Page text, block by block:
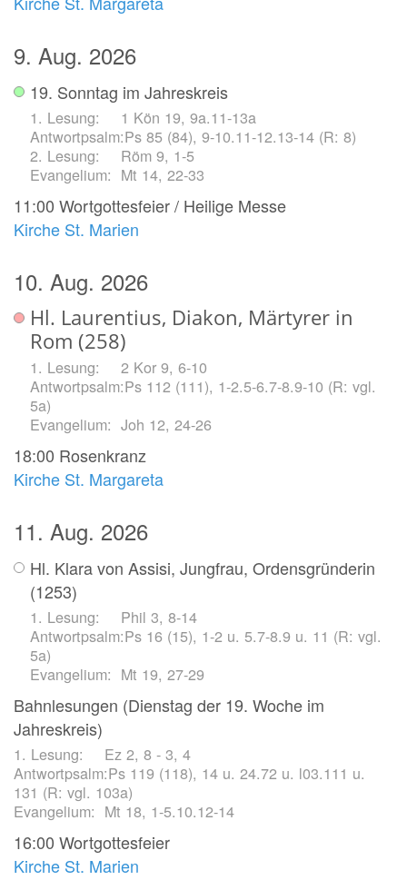
9. Aug. 2026
19. Sonntag im Jahreskreis
1 Kön 19, 9a.11-13a
Ps 85 (84), 9-10.11-12.13-14 (R: 8)
Röm 9, 1-5
Mt 14, 22-33
11:00 Wortgottesfeier / Heilige Messe
Kirche St. Marien
10. Aug. 2026
Hl. Laurentius, Diakon, Märtyrer in
Rom (258)
2 Kor 9, 6-10
Ps 112 (111), 1-2.5-6.7-8.9-10 (R: vgl.
5a)
Joh 12, 24-26
18:00 Rosenkranz
Kirche St. Margareta
11. Aug. 2026
Hl. Klara von Assisi, Jungfrau, Ordensgründerin
(1253)
Phil 3, 8-14
Ps 16 (15), 1-2 u. 5.7-8.9 u. 11 (R: vgl.
5a)
Mt 19, 27-29
Bahnlesungen (Dienstag der 19. Woche im
Jahreskreis)
Ez 2, 8 - 3, 4
Ps 119 (118), 14 u. 24.72 u. l03.111 u.
131 (R: vgl. 103a)
Mt 18, 1-5.10.12-14
16:00 Wortgottesfeier
Kirche St. Marien